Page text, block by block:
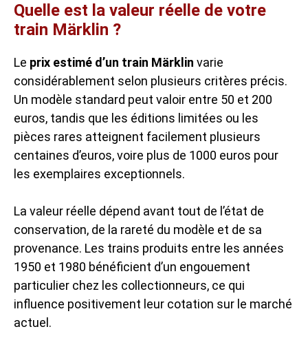
Quelle est la valeur réelle de votre
train Märklin ?
Le prix estimé d’un train Märklin varie
considérablement selon plusieurs critères précis.
Un modèle standard peut valoir entre 50 et 200
euros, tandis que les éditions limitées ou les
pièces rares atteignent facilement plusieurs
centaines d’euros, voire plus de 1000 euros pour
les exemplaires exceptionnels.
La valeur réelle dépend avant tout de l’état de
conservation, de la rareté du modèle et de sa
provenance. Les trains produits entre les années
1950 et 1980 bénéficient d’un engouement
particulier chez les collectionneurs, ce qui
influence positivement leur cotation sur le marché
actuel.